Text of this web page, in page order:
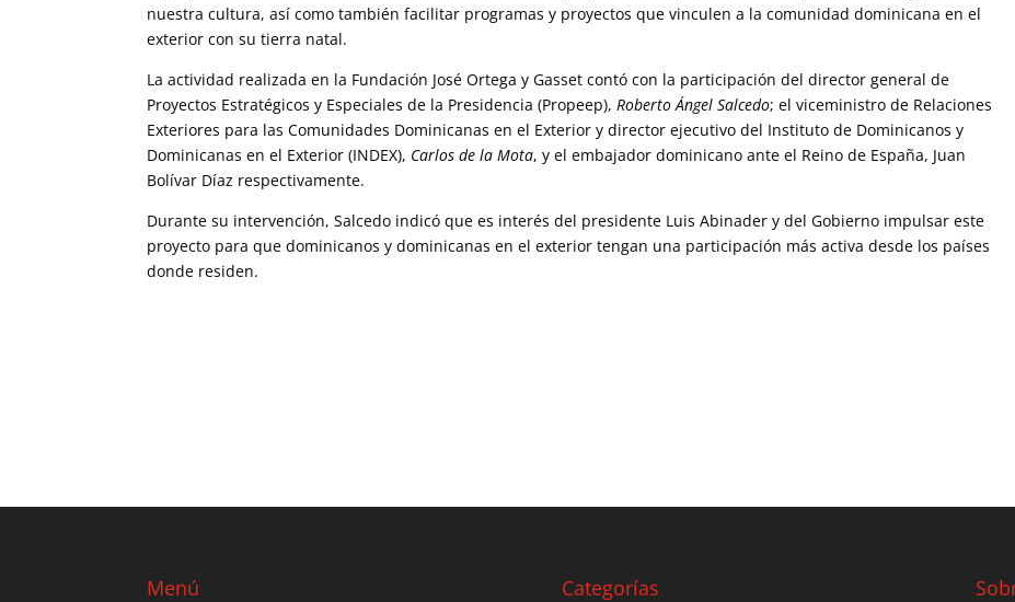
nuestra cultura, así como también facilitar programas y proyectos que vinculen a la comunidad dominicana en el
exterior con su tierra natal.
La actividad realizada en la Fundación José Ortega y Gasset contó con la participación del director general de
Proyectos Estratégicos y Especiales de la Presidencia (Propeep), Roberto Ángel Salcedo; el viceministro de Relaciones
Exteriores para las Comunidades Dominicanas en el Exterior y director ejecutivo del Instituto de Dominicanos y
Dominicanas en el Exterior (INDEX), Carlos de la Mota, y el embajador dominicano ante el Reino de España, Juan
Bolívar Díaz respectivamente.
Durante su intervención, Salcedo indicó que es interés del presidente Luis Abinader y del Gobierno impulsar este
proyecto para que dominicanos y dominicanas en el exterior tengan una participación más activa desde los países
donde residen.
Menú Categorías